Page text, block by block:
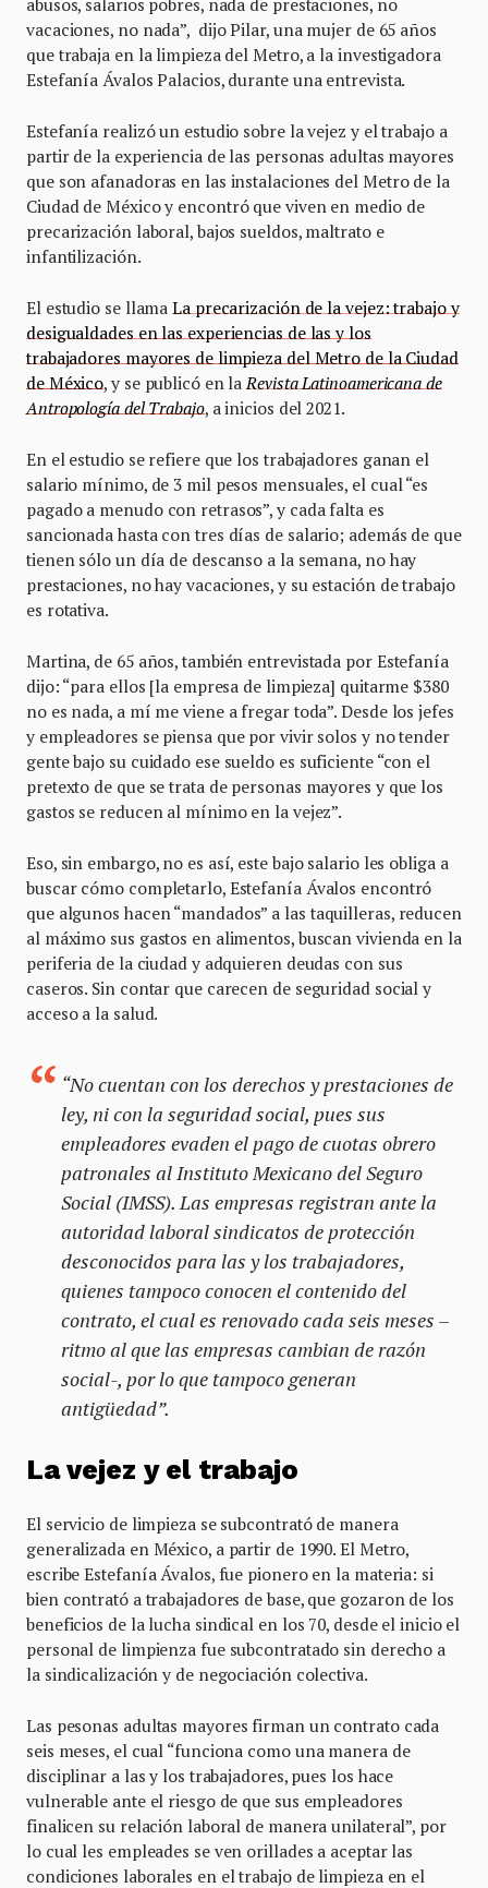
abusos, salarios pobres, nada de prestaciones, no
vacaciones, no nada”, dijo Pilar, una mujer de 65 años
que trabaja en la limpieza del Metro, a la investigadora
Estefanía Ávalos Palacios, durante una entrevista.
Estefanía realizó un estudio sobre la vejez y el trabajo a
partir de la experiencia de las personas adultas mayores
que son afanadoras en las instalaciones del Metro de la
Ciudad de México y encontró que viven en medio de
precarización laboral, bajos sueldos, maltrato e
infantilización.
El estudio se llamaLa precarización de la vejez: trabajo y
desigualdades en las experiencias de las y los
trabajadores mayores de limpieza del Metro de la Ciudad
de México, y se publicó en laRevista Latinoamericana de
Antropología del Trabajo, a inicios del 2021.
En el estudio se refiere que los trabajadores ganan el
salario mínimo, de 3 mil pesos mensuales, el cual “es
pagado a menudo con retrasos”, y cada falta es
sancionada hasta con tres días de salario; además de que
tienen sólo un día de descanso a la semana, no hay
prestaciones, no hay vacaciones, y su estación de trabajo
es rotativa.
Martina, de 65 años, también entrevistada por Estefanía
dijo: “para ellos [la empresa de limpieza] quitarme $380
no es nada, a mí me viene a fregar toda”. Desde los jefes
y empleadores se piensa que por vivir solos y no tender
gente bajo su cuidado ese sueldo es suficiente “con el
pretexto de que se trata de personas mayores y que los
gastos se reducen al mínimo en la vejez”.
Eso, sin embargo, no es así, este bajo salario les obliga a
buscar cómo completarlo, Estefanía Ávalos encontró
que algunos hacen “mandados” a las taquilleras, reducen
al máximo sus gastos en alimentos, buscan vivienda en la
periferia de la ciudad y adquieren deudas con sus
caseros. Sin contar que carecen de seguridad social y
acceso a la salud.
“No cuentan con los derechos y prestaciones de
ley, ni con la seguridad social, pues sus
empleadores evaden el pago de cuotas obrero
patronales al Instituto Mexicano del Seguro
Social (IMSS). Las empresas registran ante la
autoridad laboral sindicatos de protección
desconocidos para las y los trabajadores,
quienes tampoco conocen el contenido del
contrato, el cual es renovado cada seis meses –
ritmo al que las empresas cambian de razón
social-, por lo que tampoco generan
antigüedad”.
La vejez y el trabajo
El servicio de limpieza se subcontrató de manera
generalizada en México, a partir de 1990. El Metro,
escribe Estefanía Ávalos, fue pionero en la materia: si
bien contrató a trabajadores de base, que gozaron de los
beneficios de la lucha sindical en los 70, desde el inicio el
personal de limpienza fue subcontratado sin derecho a
la sindicalización y de negociación colectiva.
Las pesonas adultas mayores firman un contrato cada
seis meses, el cual “funciona como una manera de
disciplinar a las y los trabajadores, pues los hace
vulnerable ante el riesgo de que sus empleadores
finalicen su relación laboral de manera unilateral”, por
lo cual les empleades se ven orillades a aceptar las
condiciones laborales en el trabajo de limpieza en el